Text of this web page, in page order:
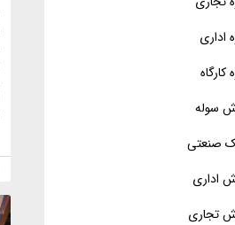
اداری
کارگاه
سوله
صنعتی
اداری
تجاری